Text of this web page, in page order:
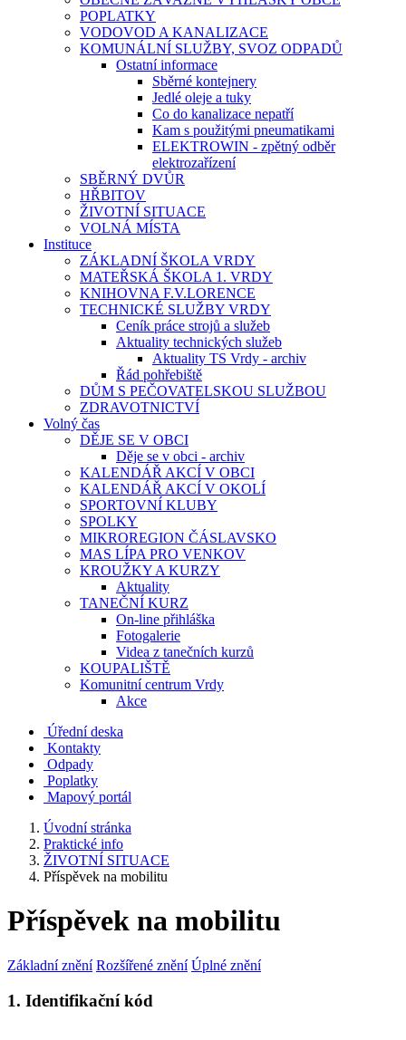
POPLATKY
VODOVOD A KANALIZACE
KOMUNÁLNÍ SLUŽBY, SVOZ ODPADŮ
Ostatní informace
Sběrné kontejnery
Jedlé oleje a tuky
Co do kanalizace nepatří
Kam s použitými pneumatikami
ELEKTROWIN - zpětný odběr
elektrozařízení
SBĚRNÝ DVŮR
HŘBITOV
ŽIVOTNÍ SITUACE
VOLNÁ MÍSTA
Instituce
ZÁKLADNÍ ŠKOLA VRDY
MATEŘSKÁ ŠKOLA 1. VRDY
KNIHOVNA F.V.LORENCE
TECHNICKÉ SLUŽBY VRDY
Ceník práce strojů a služeb
Aktuality technických služeb
Aktuality TS Vrdy - archiv
Řád pohřebiště
DŮM S PEČOVATELSKOU SLUŽBOU
ZDRAVOTNICTVÍ
Volný čas
DĚJE SE V OBCI
Děje se v obci - archiv
KALENDÁŘ AKCÍ V OBCI
KALENDÁŘ AKCÍ V OKOLÍ
SPORTOVNÍ KLUBY
SPOLKY
MIKROREGION ČÁSLAVSKO
MAS LÍPA PRO VENKOV
KROUŽKY A KURZY
Aktuality
TANEČNÍ KURZ
On-line přihláška
Fotogalerie
Videa z tanečních kurzů
KOUPALIŠTĚ
Komunitní centrum Vrdy
Akce
Úřední deska
Kontakty
Odpady
Poplatky
Mapový portál
Úvodní stránka
Praktické info
ŽIVOTNÍ SITUACE
Příspěvek na mobilitu
Příspěvek na mobilitu
Základní znění Rozšířené znění Úplné znění
1. Identifikační kód